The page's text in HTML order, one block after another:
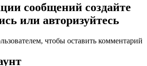
сообщений создайте
или авторизуйтесь
чтобы оставить комментарий